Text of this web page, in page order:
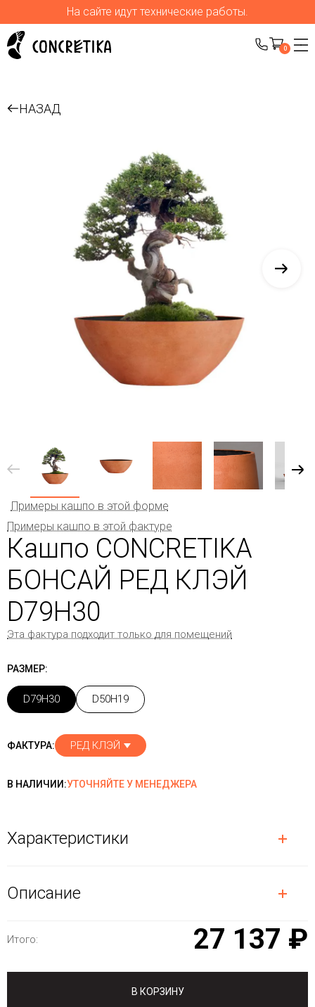
На сайте идут технические работы.
0
НАЗАД
Примеры кашпо в этой форме
Примеры кашпо в этой фактуре
Кашпо CONCRETIKA
БОНСАЙ РЕД КЛЭЙ
D79H30
Эта фактура подходит только для помещений
РАЗМЕР:
D79H30 D50H19
ФАКТУРА: РЕД КЛЭЙ
В НАЛИЧИИ:УТОЧНЯЙТЕ У МЕНЕДЖЕРА
Характеристики
Описание
Итого: 27 137 ₽
В КОРЗИНУ